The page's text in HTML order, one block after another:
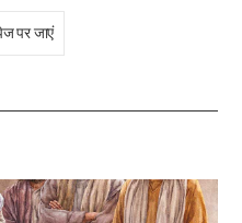
पर जाएं